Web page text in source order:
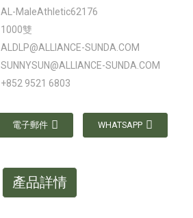
AL-MaleAthletic62176
1000雙
ALDLP@ALLIANCE-SUNDA.COM
SUNNYSUN@ALLIANCE-SUNDA.COM
+852 9521 6803
電子郵件 WHATSAPP
產品詳情